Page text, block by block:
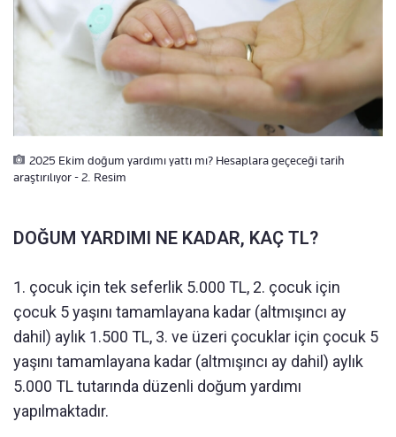
2025 Ekim doğum yardımı yattı mı? Hesaplara geçeceği tarih
araştırılıyor - 2. Resim
DOĞUM YARDIMI NE KADAR, KAÇ TL?
1. çocuk için tek seferlik 5.000 TL, 2. çocuk için
çocuk 5 yaşını tamamlayana kadar (altmışıncı ay
dahil) aylık 1.500 TL, 3. ve üzeri çocuklar için çocuk 5
yaşını tamamlayana kadar (altmışıncı ay dahil) aylık
5.000 TL tutarında düzenli doğum yardımı
yapılmaktadır.